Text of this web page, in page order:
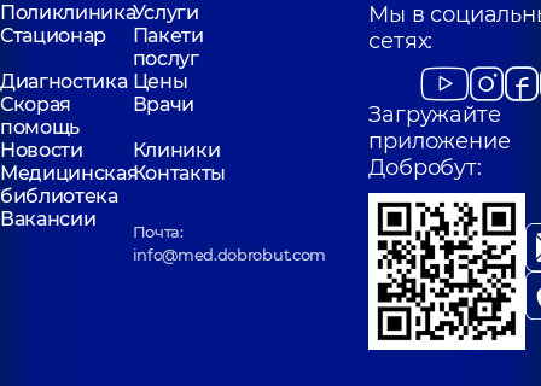
ПоликлиникаУслуги
Стационар
Пакети
послуг
Диагностика Цены
Скорая
помощь
Врачи
Новости
Клиники
Медицинская
библиотека
Контакты
Вакансии
Почта:
info@med.dobrobut.com
Мы в
сетях:
Загружайте
приложение
Добробут: